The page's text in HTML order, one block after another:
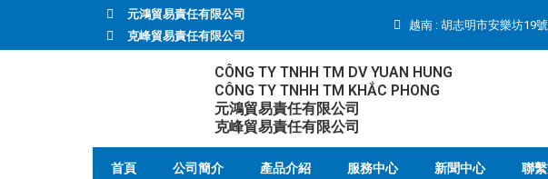
元鴻貿易責任有限公司
克峰貿易責任有限公司
越南 : 胡志明市安樂坊19
CÔNG TY TNHH TM DV YUAN HUNG
CÔNG TY TNHH TM KHẮC PHONG
元鴻貿易責任有限公司
克峰貿易責任有限公司
首頁 公司簡介 產品介紹 服務中心 新聞中心 聯